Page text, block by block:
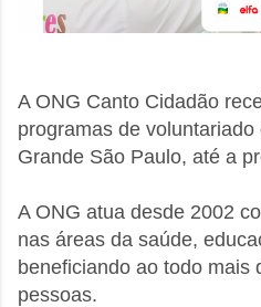
A ONG Canto Cidadão
programas de
Grande São Paulo, até a
A ONG atua desde 2002
nas áreas da saúde,
beneficiando ao todo mais
pessoas.